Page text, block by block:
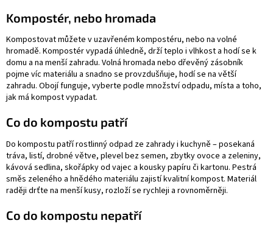
Kompostér, nebo hromada
Kompostovat můžete v uzavřeném kompostéru, nebo na volné
hromadě. Kompostér vypadá úhledně, drží teplo i vlhkost a hodí se k
domu a na menší zahradu. Volná hromada nebo dřevěný zásobník
pojme víc materiálu a snadno se provzdušňuje, hodí se na větší
zahradu. Obojí funguje, vyberte podle množství odpadu, místa a toho,
jak má kompost vypadat.
Co do kompostu patří
Do kompostu patří rostlinný odpad ze zahrady i kuchyně – posekaná
tráva, listí, drobné větve, plevel bez semen, zbytky ovoce a zeleniny,
kávová sedlina, skořápky od vajec a kousky papíru či kartonu. Pestrá
směs zeleného a hnědého materiálu zajistí kvalitní kompost. Materiál
raději drťte na menší kusy, rozloží se rychleji a rovnoměrněji.
Co do kompostu nepatří